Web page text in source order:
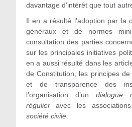
davantage d’intérêt que tout
Il en a résulté l’adoption par la
généraux et de normes
consultation des parties
sur les principales initiatives
en a aussi résulté dans les
de Constitution, les principes
et de transparence des
l’organisation d’undialogue
régulieravec les
société civile.